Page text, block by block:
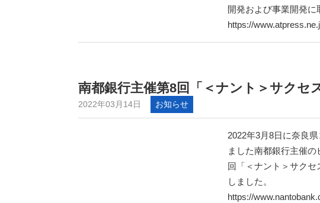
開発および事業開発に
https://
南都銀行主催第8回「＜ナント＞サクセ
2022年03月14日 お知らせ
2022年3月8日に奈良
ました南都銀行主催
回「＜ナント＞サク
しました。
https://